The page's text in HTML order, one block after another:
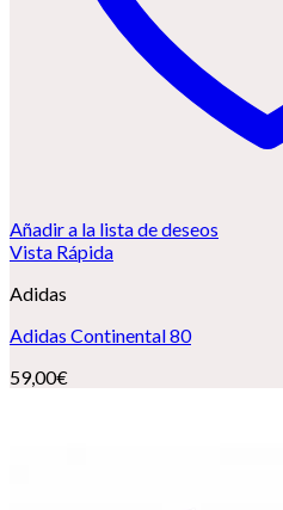
Añadir a la lista de deseos
Vista Rápida
Adidas
Adidas Continental 80
59,00€